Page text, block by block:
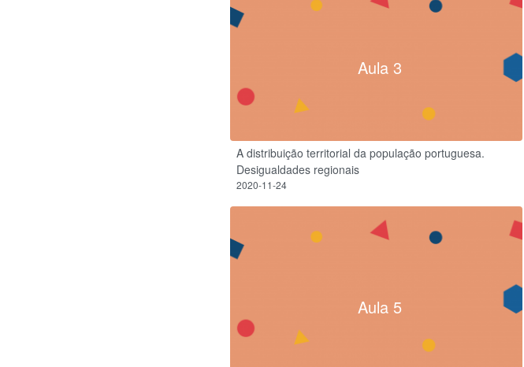
Aula 3
A distribuição territorial da população portuguesa.
Desigualdades regionais
2020-11-24
Aula 5